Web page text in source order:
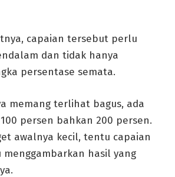
capaian tersebut perlu
dan tidak hanya
persentase semata.
memang terlihat bagus, ada
persen bahkan 200 persen.
awalnya kecil, tentu capaian
hasil yang